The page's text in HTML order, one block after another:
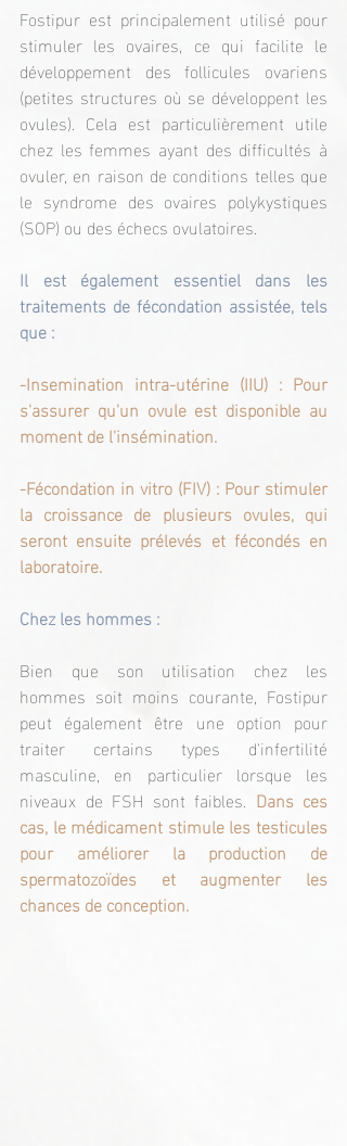
Fostipur est principalement utilisé pour
stimuler les ovaires, ce qui facilite le
développement des follicules ovariens
(petites structures où se développent les
ovules). Cela est particulièrement utile
chez les femmes ayant des difficultés à
ovuler, en raison de conditions telles que
le syndrome des ovaires polykystiques
(SOP) ou des échecs ovulatoires.
Il est également essentiel dans les
traitements de fécondation assistée, tels
que :
-Insemination intra-utérine (IIU) : Pour
s'assurer qu'un ovule est disponible au
moment de l'insémination.
-Fécondation in vitro (FIV) : Pour stimuler
la croissance de plusieurs ovules, qui
seront ensuite prélevés et fécondés en
laboratoire.
Chez les hommes :
Bien que son utilisation chez les
hommes soit moins courante, Fostipur
peut également être une option pour
traiter certains types d'infertilité
masculine, en particulier lorsque les
niveaux de FSH sont faibles. Dans ces
cas, le médicament stimule les testicules
pour améliorer la production de
spermatozoïdes et augmenter les
chances de conception.